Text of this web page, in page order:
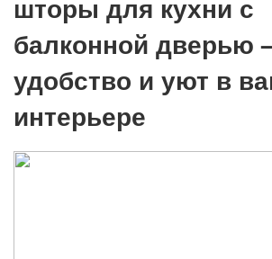
шторы для кухни с
балконной дверью
удобство и уют в
интерьере